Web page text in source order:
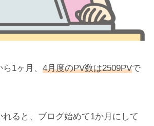
1ヶ月、 4月度のPV数は2509PVで
ると、ブログ始めて1か月にして